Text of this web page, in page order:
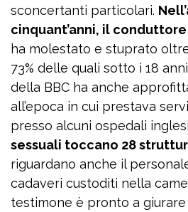
sconcertanti particolari.
cinquant’anni, il
ha molestato e stuprato
73% delle quali sotto i 18
della BBC ha anche
all’epoca in cui prestava
presso alcuni ospedali
sessuali toccano 28
riguardano anche il
cadaveri custoditi nella
testimone è pronto a giurare